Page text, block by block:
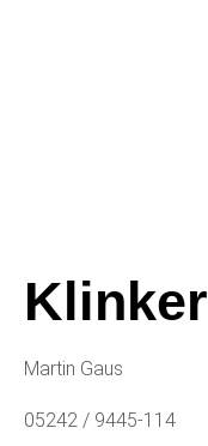
Klinker
Martin Gaus
05242 / 9445-114